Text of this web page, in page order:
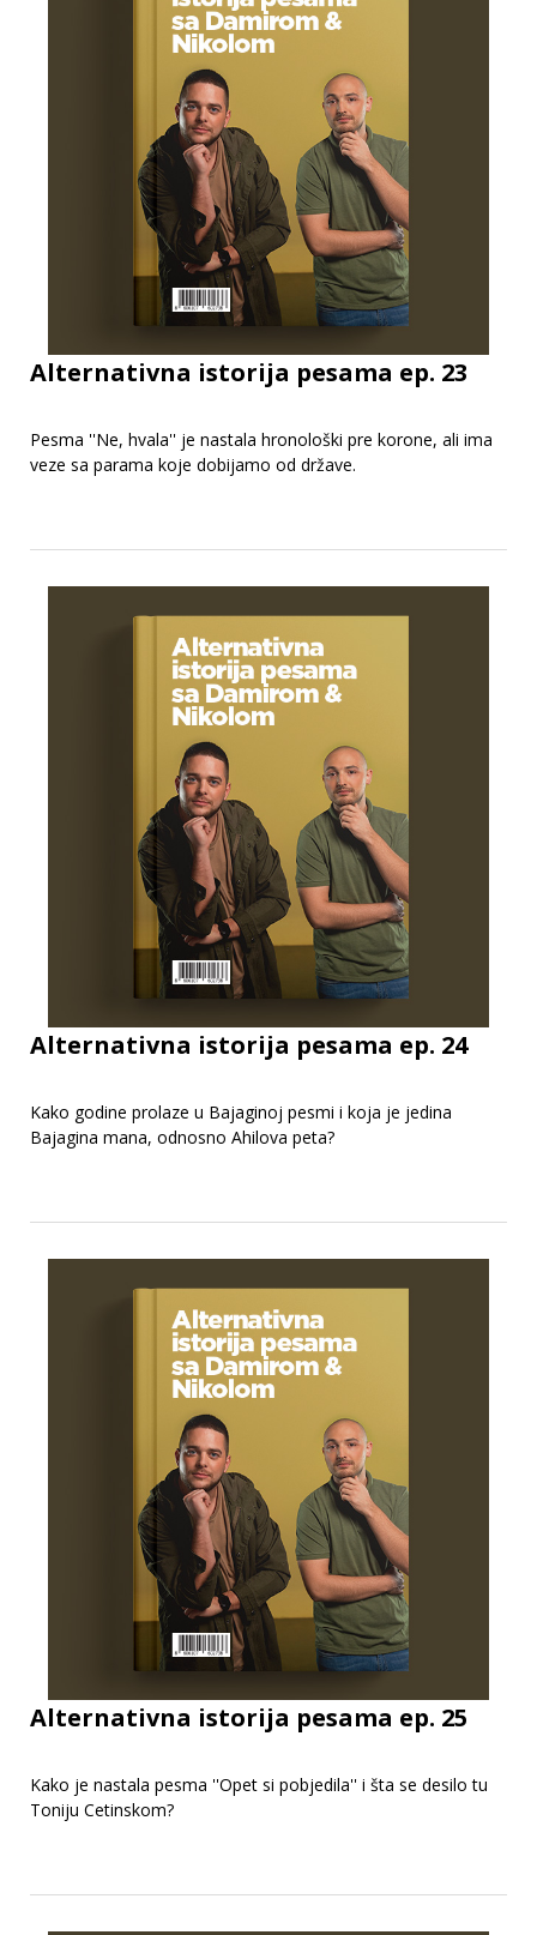
Alternativna istorija pesama ep. 23
Pesma ''Ne, hvala'' je nastala hronološki pre korone, ali ima
veze sa parama koje dobijamo od države.
Alternativna istorija pesama ep. 24
Kako godine prolaze u Bajaginoj pesmi i koja je jedina
Bajagina mana, odnosno Ahilova peta?
Alternativna istorija pesama ep. 25
Kako je nastala pesma ''Opet si pobjedila'' i šta se desilo tu
Toniju Cetinskom?